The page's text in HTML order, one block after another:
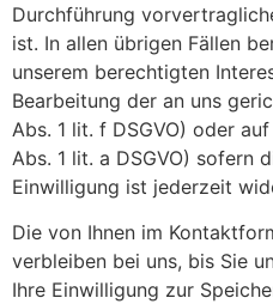
Durchführung
ist. In allen übrigen Fällen
unserem berechtigten
Bearbeitung der an uns
Abs. 1 lit. f DSGVO) oder
Abs. 1 lit. a DSGVO) sofern
Einwilligung ist jederzeit
Die von Ihnen im
verbleiben bei uns, bis Sie
Ihre Einwilligung zur